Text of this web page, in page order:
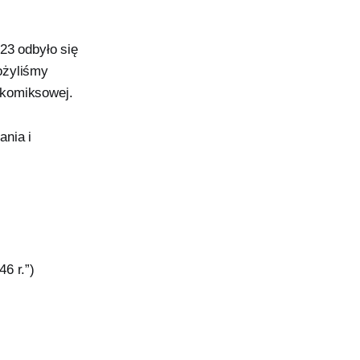
odbyło się
i
r.”)